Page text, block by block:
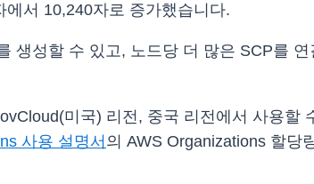
서 10,240자로 증가했습니다.
생성할 수 있고, 노드당 더 많은 SCP를
미국) 리전, 중국 리전에서 사용할
사용 설명서 의 AWS Organizations 할당